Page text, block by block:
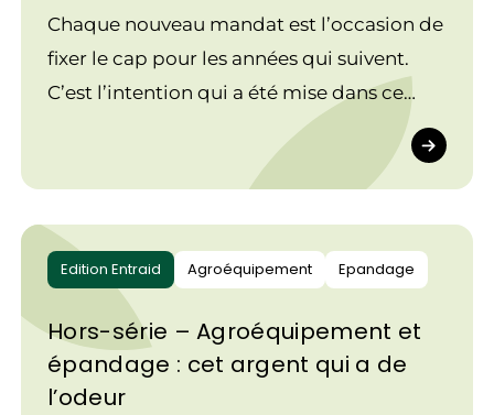
Chaque nouveau mandat est l’occasion de
fixer le cap pour les années qui suivent.
C’est l’intention qui a été mise dans ce
précédents, Ce projet politique marque
une ambition commune, celle que se
donne le conseil d’administration de la
FNCuma. Il définit une direction dans
laquelle nous voulons avancer, en y
inscrivant nos actions et nos positions.
Edition Entraid Agroéquipement Epandage
Hors-série – Agroéquipement et
épandage : cet argent qui a de
l’odeur